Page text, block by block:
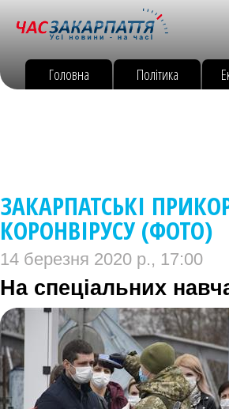
Головна Політика
ЗАКАРПАТСЬКІ
КОРОНВІРУСУ (ФОТО)
14 березня 2020 р., 17:00
На спеціальних